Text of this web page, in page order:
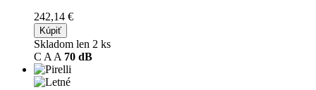
242,14 €
Kúpiť
Skladom len 2 ks
C AA 70 dB